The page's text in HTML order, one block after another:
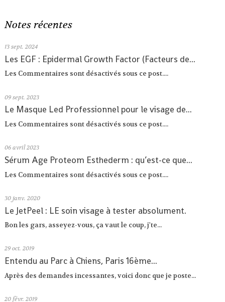
Notes récentes
13 sept. 2024
Les EGF : Epidermal Growth Factor (Facteurs de...
Les Commentaires sont désactivés sous ce post....
09 sept. 2023
Le Masque Led Professionnel pour le visage de...
Les Commentaires sont désactivés sous ce post....
06 avril 2023
Sérum Age Proteom Esthederm : qu’est-ce que...
Les Commentaires sont désactivés sous ce post....
30 janv. 2020
Le JetPeel : LE soin visage à tester absolument.
Bon les gars, asseyez-vous, ça vaut le coup, j'te...
29 oct. 2019
Entendu au Parc à Chiens, Paris 16ème...
Après des demandes incessantes, voici donc que je poste...
20 févr. 2019